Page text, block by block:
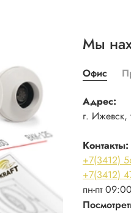
Мы
Офис
Адрес:
г.
Контакты:
+7(3412)
+7(3412)
пн-пт